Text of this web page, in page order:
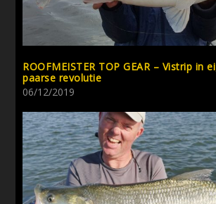
ROOFMEISTER TOP GEAR – Vistrip in
paarse revolutie
06/12/2019